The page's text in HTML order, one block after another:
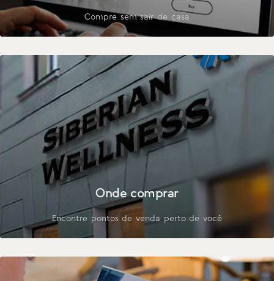
Compre sem sair de casa
Onde comprar
Encontre pontos de venda perto de você